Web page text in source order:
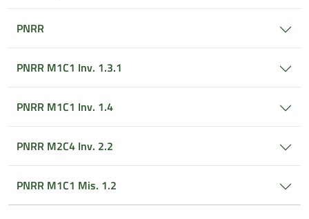
PNRR
PNRR M1C1 Inv. 1.3.1
PNRR M1C1 Inv. 1.4
PNRR M2C4 Inv. 2.2
PNRR M1C1 Mis. 1.2